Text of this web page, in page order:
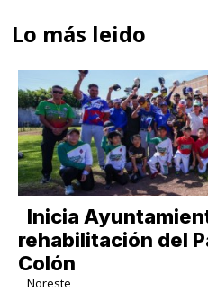
Lo más leido
Inicia
rehabilitación del
Colón
Noreste